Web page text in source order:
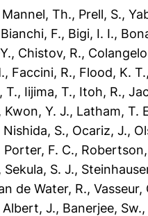
Mannel, Th., Prell, S.,
Bianchi, F., Bigi, I. I.,
, Chistov, R.,
, Faccini, R., Flood, K. T.
T., Iijima, T., Itoh, R.,
, Kwon, Y. J., Latham, T.
Nishida, S., Ocariz, J.,
Porter, F. C.,
, Sekula, S. J.,
de Water, R., Vasseur,
Albert, J., Banerjee, Sw.,